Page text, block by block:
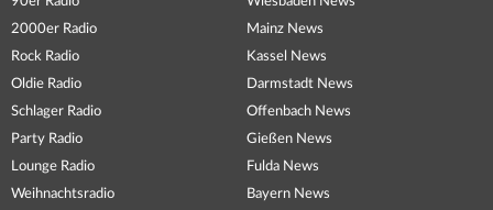
2000er Radio
Rock Radio
Oldie Radio
Schlager Radio
Party Radio
Lounge Radio
Weihnachtsradio
Mainz News
Kassel News
Darmstadt News
Offenbach News
Gießen News
Fulda News
Bayern News